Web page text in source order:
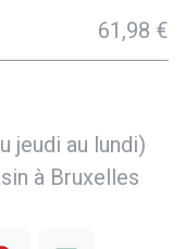
61,98 €
jeudi au lundi)
à Bruxelles